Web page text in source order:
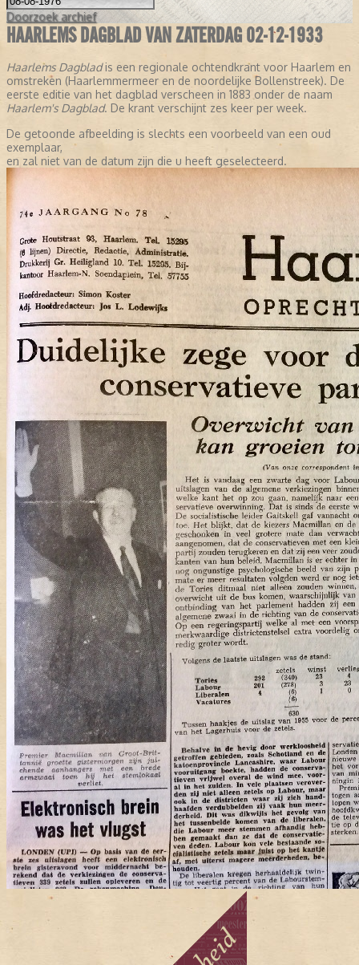
Doorzoek archief
HAARLEMS DAGBLAD VAN ZATERDAG 02-12-1933
Haarlems Dagbladis een regionale ochtendkrant voor Haarlem en
omstreken (Haarlemmermeer en de noordelijke Bollenstreek). De
eerste editie van het dagblad verscheen in 1883 onder de naam
Haarlem's Dagblad. De krant verschijnt zes keer per week.
De getoonde afbeelding is slechts een voorbeeld van een oud
exemplaar,
en zal niet van de datum zijn die u heeft geselecteerd.